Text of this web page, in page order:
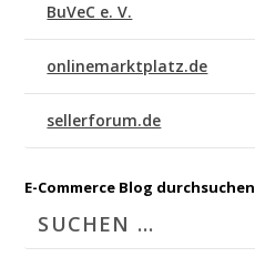
BuVeC e. V.
onlinemarktplatz.de
sellerforum.de
E-Commerce Blog